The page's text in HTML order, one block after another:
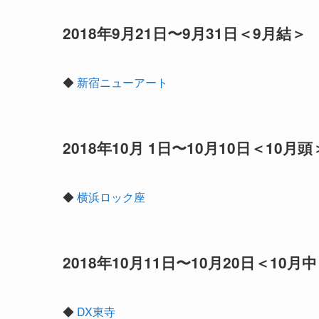
2018年9月21日〜9月31日＜9月結＞
◆ 新宿ニューアート
2018年10月 1日〜10月10日＜10月頭
◆横浜ロック座
2018年10月11日〜10月20日＜10月
◆ DX東寺